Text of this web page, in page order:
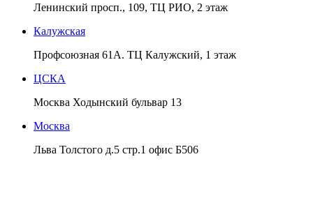
Ленинский просп., 109, ТЦ РИО, 2 этаж
Калужская
Профсоюзная 61А. ТЦ Калужский, 1 этаж
ЦСКА
Москва Ходынский бульвар 13
Москва
Льва Толстого д.5 стр.1 офис Б506